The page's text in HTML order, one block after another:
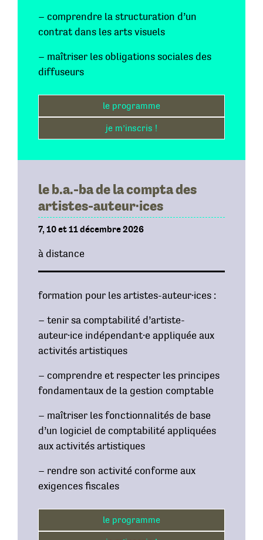
– comprendre la structuration d’un
contrat dans les arts visuels
– maîtriser les obligations sociales des
diffuseurs
le programme
je m’inscris !
le b.a.-ba de la comptades
artistes-auteur·ices
7, 10 et 11 décembre 2026
à distance
formation pour les artistes-auteur·ices :
– tenir sa comptabilité d’artiste-
auteur·ice indépendant·e appliquée aux
activités artistiques
– comprendre et respecter les principes
fondamentaux de la gestion comptable
– maîtriser les fonctionnalités de base
d’un logiciel de comptabilité appliquées
aux activités artistiques
– rendre son activité conforme aux
exigences fiscales
le programme